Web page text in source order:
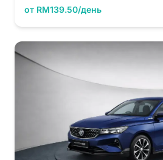
от RM139.50/день